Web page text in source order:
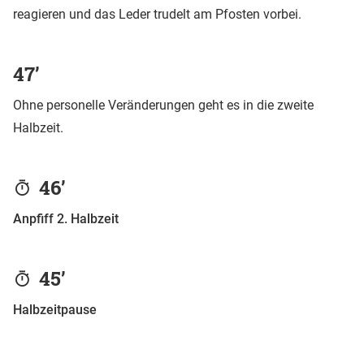
reagieren und das Leder trudelt am Pfosten vorbei.
47’
Ohne personelle Veränderungen geht es in die zweite
Halbzeit.
46’
Anpfiff 2. Halbzeit
45’
Halbzeitpause